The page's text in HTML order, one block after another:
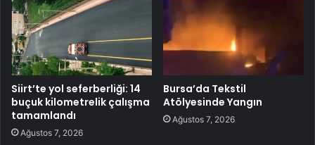
Siirt’te yol seferberliği: 14
buçuk kilometrelik çalışma
tamamlandı
Ağustos 7, 2026
Bursa’da Tekstil
Atölyesinde Yangın
Ağustos 7, 2026